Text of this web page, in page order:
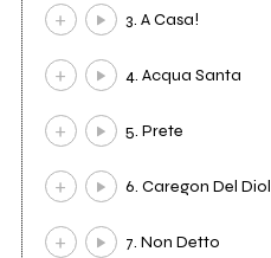
3. A Casa!
4. Acqua Santa
5. Prete
6. Caregon Del Diol
7. Non Detto